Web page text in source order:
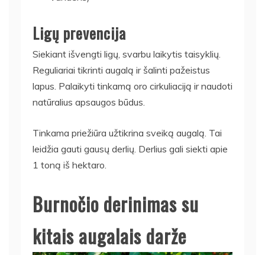
Ligų prevencija
Siekiant išvengti ligų, svarbu laikytis taisyklių.
Reguliariai tikrinti augalą ir šalinti pažeistus
lapus. Palaikyti tinkamą oro cirkuliaciją ir naudoti
natūralius apsaugos būdus.
Tinkama priežiūra užtikrina sveiką augalą. Tai
leidžia gauti gausų derlių. Derlius gali siekti apie
1 toną iš hektaro.
Burnočio derinimas su
kitais augalais darže